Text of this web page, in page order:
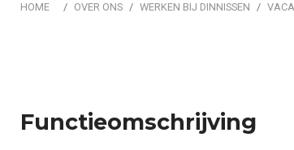
HOME OVER ONS WERKEN BIJ DINNISSEN
Functieomschrijving